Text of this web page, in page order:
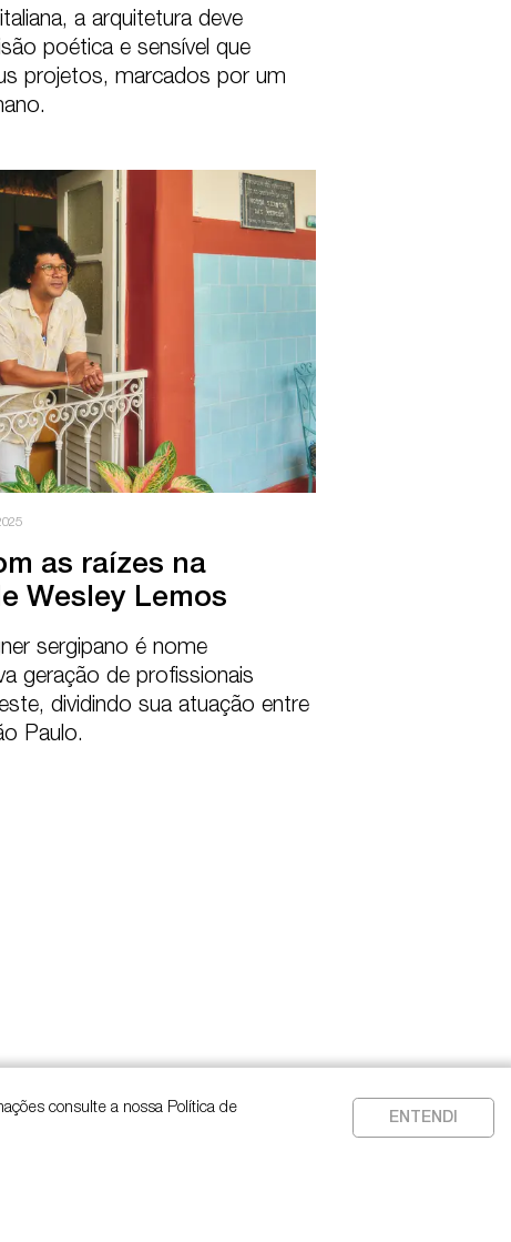
a arquitetura deve
poética e sensível que
projetos, marcados por um
as raízes na
Wesley Lemos
sergipano é nome
geração de profissionais
dividindo sua atuação entre
Paulo.
consulte a nossa Política de
ENTENDI